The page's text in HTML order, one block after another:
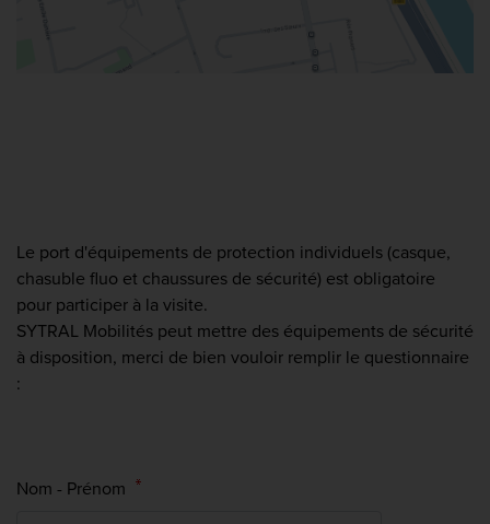
Le port d'équipements de protection individuels (casque,
chasuble fluo et chaussures de sécurité) est obligatoire
pour participer à la visite.
SYTRAL Mobilités peut mettre des équipements de sécurité
à disposition, merci de bien vouloir remplir le questionnaire
:
Nom - Prénom